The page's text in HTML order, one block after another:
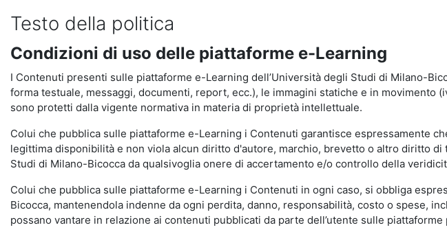
Testo della politica
Condizioni di uso delle piattaforme e-Learning
I Contenuti presenti sulle piattaforme e-Learning dell’Università degli Studi di Milano-
forma testuale, messaggi, documenti, report, ecc.), le immagini statiche e in
sono protetti dalla vigente normativa in materia di proprietà intellettuale.
Colui che pubblica sulle piattaforme e-Learning i Contenuti garantisce espressamente
legittima disponibilità e non viola alcun diritto d'autore, marchio, brevetto o altro diritto
Studi di Milano-Bicocca da qualsivoglia onere di accertamento e/o controllo della
Colui che pubblica sulle piattaforme e-Learning i Contenuti in ogni caso, si obbliga
Bicocca, mantenendola indenne da ogni perdita, danno, responsabilità, costo o spese,
possano vantare in relazione ai contenuti pubblicati da parte dell’utente sulle